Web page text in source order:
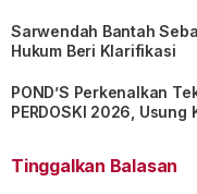
Sarwendah Bantah
Hukum Beri Klarifikasi
POND’S Perkenalkan
PERDOSKI 2026,
Tinggalkan Balasan